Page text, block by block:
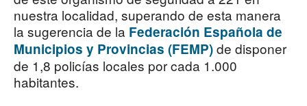
nuestra localidad, superando de esta manera
la sugerencia de la Federación Española de
Municipios y Provincias (FEMP)de disponer
de 1,8 policías locales por cada 1.000
habitantes.